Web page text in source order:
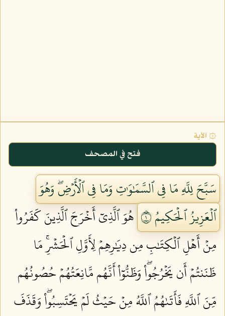
۞ الآية
فتح في المصحف
سَبَّحَ لِلَّهِ مَا فِي ٱلسَّمَٰوَٰتِ وَمَا فِي ٱلۡأَرۡضِۖ وَهُوَ
ٱلۡعَزِيزُ ٱلۡحَكِيمُ ١
هُوَ ٱلَّذِيٓ أَخۡرَجَ ٱلَّذِينَ كَفَرُواْ
مِنۡ أَهۡلِ ٱلۡكِتَٰبِ مِن دِيَٰرِهِمۡ لِأَوَّلِ ٱلۡحَشۡرِۚ مَا
ظَنَنتُمۡ أَن يَخۡرُجُواْۖ وَظَنُّوٓاْ أَنَّهُم مَّانِعَتُهُمۡ حُصُونُهُم
مِّنَ ٱللَّهِ فَأَتَىٰهُمُ ٱللَّهُ مِنۡ حَيۡثُ لَمۡ يَحۡتَسِبُواْۖ وَقَذَفَ